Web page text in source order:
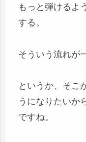
もっと弾けるよ
する。
そういう流れが
というか、そこ
うになりたいか
ですね。